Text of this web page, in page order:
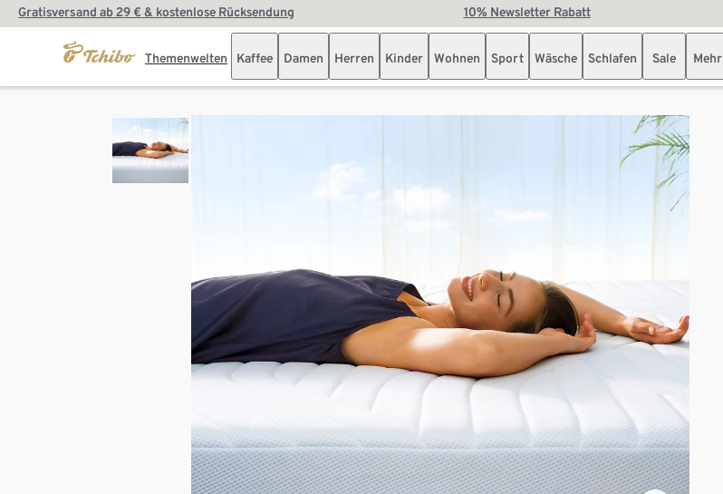
Gratisversand ab 29 € & kostenlose Rücksendung 10% Newsletter Rabatt
Themenwelten Kaffee Damen Herren Kinder Wohnen Sport Wäsche Schlafen Sale Mehr